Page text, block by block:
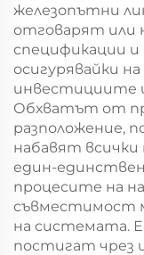
железопътни
отговарят или
спецификации
осигурявайки
инвестициите
Обхватът от
разположение,
набавят
един-
процесите на
съвместимост
на системата.
постигат чрез